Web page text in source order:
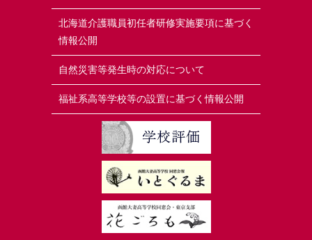
北海道介護職員初任者研修実施要項に基づく
情報公開
自然災害等発生時の対応について
福祉系高等学校等の設置に基づく情報公開